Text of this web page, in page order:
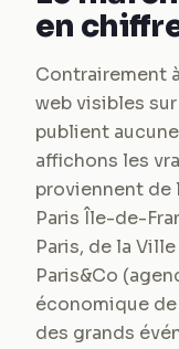
en
Contrairement
web visibles
publient
affichons les
proviennent de
Paris Île-de-
Paris, de la
Paris&Co
économique
des grands